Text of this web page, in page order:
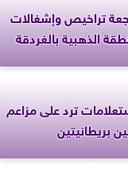
تراخيص وإشغالات
الذهبية بالغردقة
ترد على مزاعم
بريطانيتين